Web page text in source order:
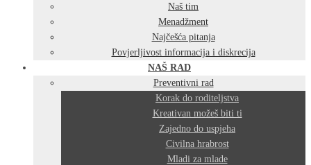
Naš tim
Menadžment
Najčešća pitanja
Povjerljivost informacija i diskrecija
NAŠ RAD
Preventivni rad
Korak do roditeljstva
Kreativan možeš biti ti
Zajedno do uspjeha
Civilna hrabrost
Mladi za mlade